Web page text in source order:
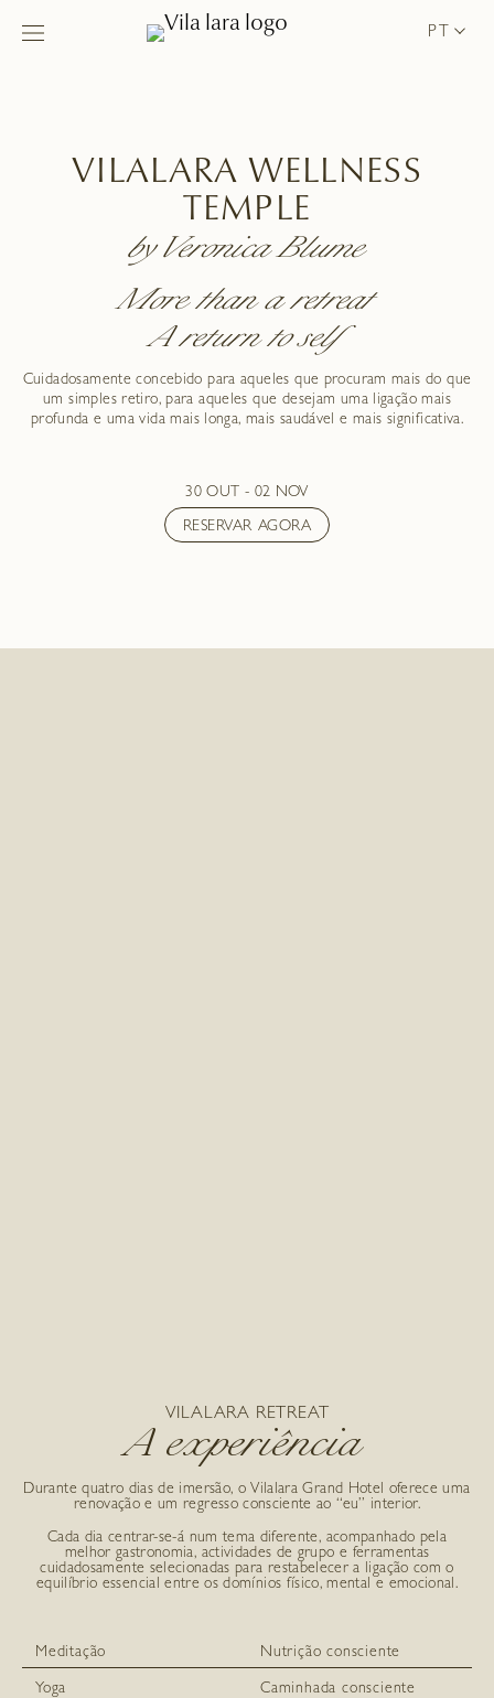
PT
VILALARA WELLNESS
TEMPLE
by Veronica Blume
More than a retreat
A return to self
Cuidadosamente concebido para aqueles que procuram mais do que
um simples retiro, para aqueles que desejam uma ligação mais
profunda e uma vida mais longa, mais saudável e mais significativa.
30 OUT - 02 NOV
RESERVAR AGORA
VILALARA RETREAT
A experiência
Durante quatro dias de imersão, o Vilalara Grand Hotel oferece uma
renovação e um regresso consciente ao “eu” interior.
Cada dia centrar-se-á num tema diferente, acompanhado pela
melhor gastronomia, actividades de grupo e ferramentas
cuidadosamente selecionadas para restabelecer a ligação com o
equilíbrio essencial entre os domínios físico, mental e emocional.
Meditação
Yoga
Nutrição consciente
Caminhada consciente